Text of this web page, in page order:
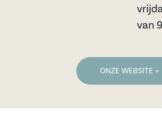
van
ONZE WEBSITE »